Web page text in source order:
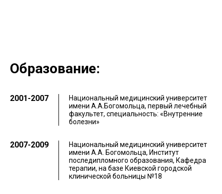
Образование:
2001-2007
Национальный медицинский университет
имени А.А.Богомольца, первый лечебный
факультет, специальность: «Внутренние
болезни»
2007-2009
Национальный медицинский университет
имени А.А. Богомольца, Институт
последипломного образования, Кафедра
терапии, на базе Киевской городской
клинической больницы №18